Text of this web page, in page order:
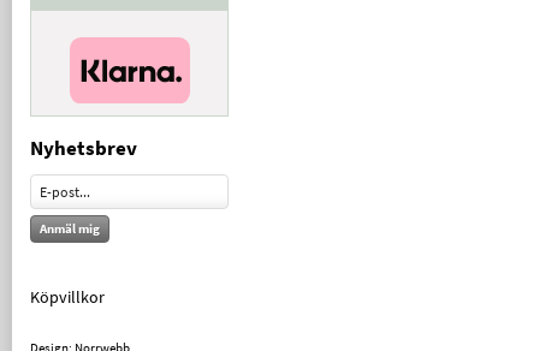
Nyhetsbrev
Anmäl mig
Köpvillkor
Design: Norrwebb